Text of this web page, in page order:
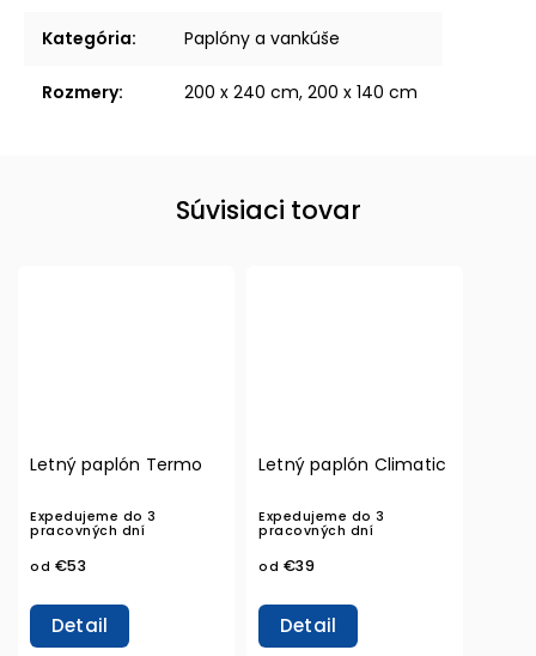
Kategória: Paplóny a vankúše
Rozmery: 200 x 240 cm, 200 x 140 cm
Súvisiaci tovar
Letný paplón Termo
Expedujeme do 3
pracovných dní
od €53
Detail
Letný paplón Climatic
Expedujeme do 3
pracovných dní
od €39
Detail